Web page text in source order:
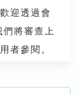
迎透過會
將審查上
者參閱。